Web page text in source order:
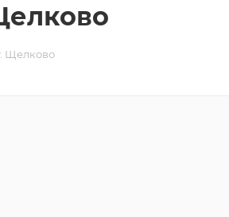
Щелково